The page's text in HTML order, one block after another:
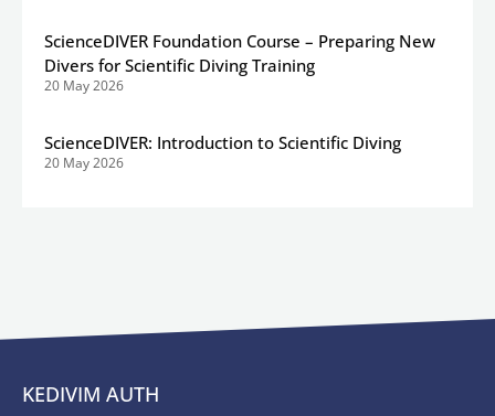
ScienceDIVER Foundation Course – Preparing New
Divers for Scientific Diving Training
20 May 2026
ScienceDIVER: Introduction to Scientific Diving
20 May 2026
KEDIVIM AUTH